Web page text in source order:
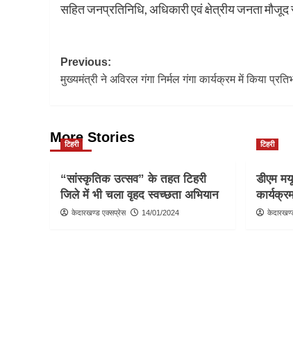
सहित जनप्रतिनिधि, अधिकारी एवं क्षेत्रीय जनता मौजूद
Post
navigation
Previous:
मुख्यमंत्री ने अविरल गंगा निर्मल गंगा कार्यक्रम में किया
More Stories
टिहरी
“सांस्कृतिक उत्सव” के तहत टिहरी
जिले में भी चला वृहद स्वच्छता अभियान
केदारखण्ड एक्सप्रेस 14/01/2024
टिहरी
डीएम